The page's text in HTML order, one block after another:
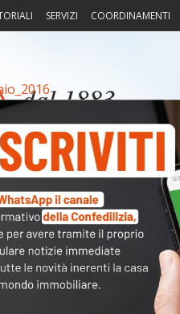
SERVIZI COORDINAMENTI
Fisco Portierato